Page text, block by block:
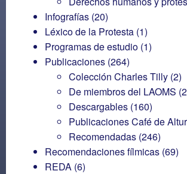
Infografías (20)
Léxico de la Protesta (1)
Programas de estudio (1)
Publicaciones (264)
Colección Charles Tilly (2)
De miembros del LAOMS
Descargables (160)
Publicaciones Café de
Recomendadas (246)
Recomendaciones fílmicas (69)
REDA (6)